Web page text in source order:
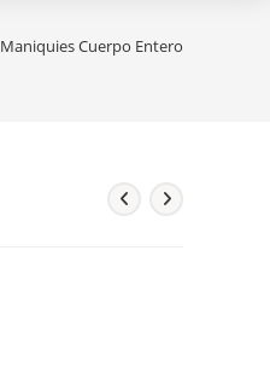
Maniquies Cuerpo Entero